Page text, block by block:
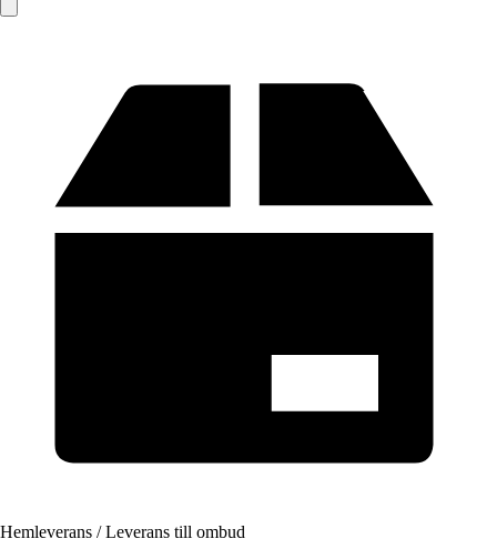
Hemleverans / Leverans till ombud